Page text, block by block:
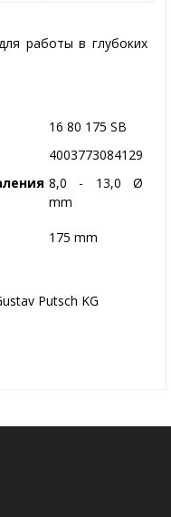
работы в глубоких
16 80 175 SB
4003773084129
8,0 - 13,0 Ø
mm
175 mm
Putsch KG